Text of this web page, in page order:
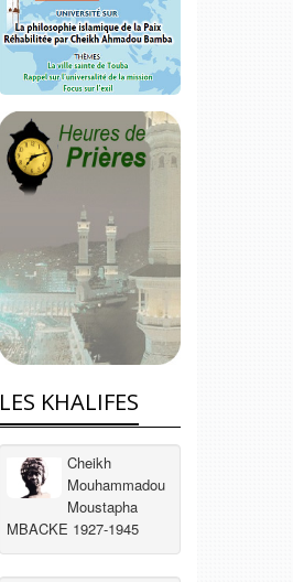
LES KHALIFES
Cheikh
Mouhammadou
Moustapha
MBACKE 1927-1945